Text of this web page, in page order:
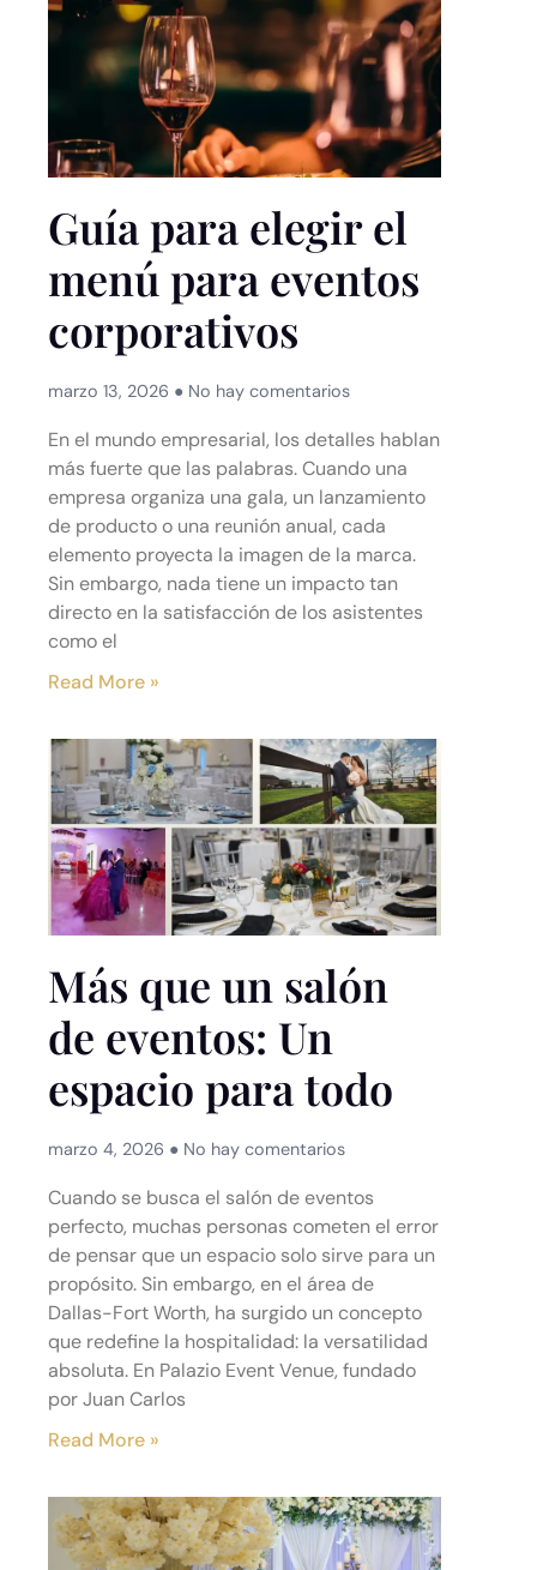
Guía para elegir el
menú para eventos
corporativos
marzo 13, 2026 No hay comentarios
En el mundo empresarial, los detalles hablan
más fuerte que las palabras. Cuando una
empresa organiza una gala, un lanzamiento
de producto o una reunión anual, cada
elemento proyecta la imagen de la marca.
Sin embargo, nada tiene un impacto tan
directo en la satisfacción de los asistentes
como el
Read More »
Más que un salón
de eventos: Un
espacio para todo
marzo 4, 2026 No hay comentarios
Cuando se busca el salón de eventos
perfecto, muchas personas cometen el error
de pensar que un espacio solo sirve para un
propósito. Sin embargo, en el área de
Dallas-Fort Worth, ha surgido un concepto
que redefine la hospitalidad: la versatilidad
absoluta. En Palazio Event Venue, fundado
por Juan Carlos
Read More »